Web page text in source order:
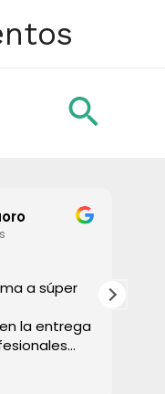
a súper
la entrega
Lo